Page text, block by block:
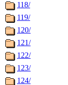
118/
119/
120/
121/
122/
123/
124/